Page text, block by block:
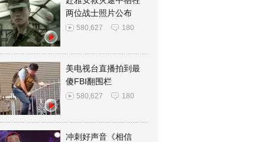
两位战士照片公布
580,627 180
美电视台直播拍到最
傻FBI翻围栏
580,627 180
冲刺好声音《相信